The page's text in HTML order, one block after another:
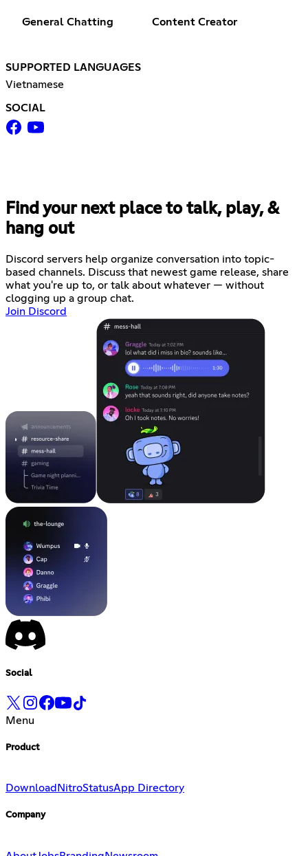
General Chatting Content Creator
SUPPORTED LANGUAGES
Vietnamese
SOCIAL
Find your next place to talk, play, &
hang out
Discord servers help organize conversation into topic-
based channels. Discuss that newest game release, share
what you're up to, or talk about whatever — without
clogging up a group chat.
Join Discord
Social
Menu
Product
Download NitroStatusApp Directory
Company